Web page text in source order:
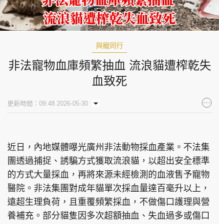
東周食玩通 會員活動
玄學靈異 東周專欄
東周刊 cazbuyer 東Touch
PCM 電腦廣場 星島頭條 星島日報
與寵同行
非法寵物血庫頻繁抽血 流浪貓遭榨乾失
血致死
更新時間：09:48 2026-05-30
近日，內地媒體曝光廣州非法動物採血產業。不法集
團透過捕捉、誘騙方式獲取流浪貓，以超出安全標準
的方式大量採血，再將來源未經檢測的血液售予寵物
醫院。非法集團對成年貓單次採血量達百毫升以上，
遠超生理負荷，且重覆頻繁採血，不做傷口護理與營
養補充。部分貓隻因多次超額抽血、失血過多或傷口